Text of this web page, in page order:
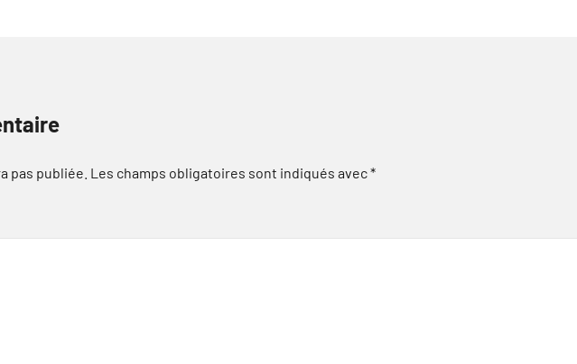
pas publiée. Les champs obligatoires sont indiqués avec*